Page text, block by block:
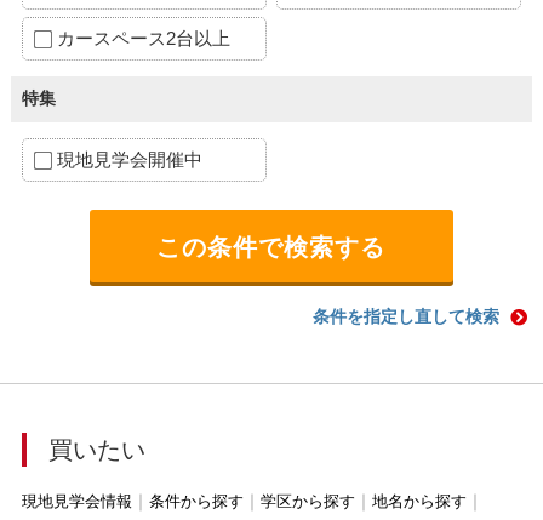
カースペース2台以上
特集
現地見学会開催中
条件を指定し直して検索
買いたい
現地見学会情報 条件から探す 学区から探す
地名から探す